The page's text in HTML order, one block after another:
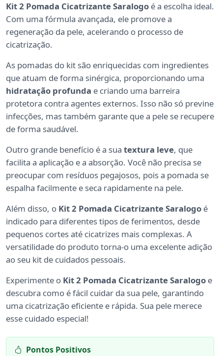
Kit 2 Pomada Cicatrizante Saralogo é a escolha ideal.
Com uma fórmula avançada, ele promove a
regeneração da pele, acelerando o processo de
cicatrização.
As pomadas do kit são enriquecidas com ingredientes
que atuam de forma sinérgica, proporcionando uma
hidratação profunda e criando uma barreira
protetora contra agentes externos. Isso não só previne
infecções, mas também garante que a pele se recupere
de forma saudável.
Outro grande benefício é a sua textura leve, que
facilita a aplicação e a absorção. Você não precisa se
preocupar com resíduos pegajosos, pois a pomada se
espalha facilmente e seca rapidamente na pele.
Além disso, o Kit 2 Pomada Cicatrizante Saralogo é
indicado para diferentes tipos de ferimentos, desde
pequenos cortes até cicatrizes mais complexas. A
versatilidade do produto torna-o uma excelente adição
ao seu kit de cuidados pessoais.
Experimente o Kit 2 Pomada Cicatrizante Saralogo e
descubra como é fácil cuidar da sua pele, garantindo
uma cicatrização eficiente e rápida. Sua pele merece
esse cuidado especial!
Pontos Positivos